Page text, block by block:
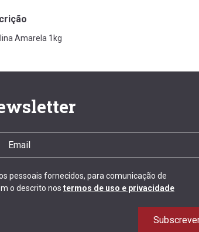
Amarela 1kg
pessoais fornecidos, para comunicação de
o descrito nos termos de uso e privacidade